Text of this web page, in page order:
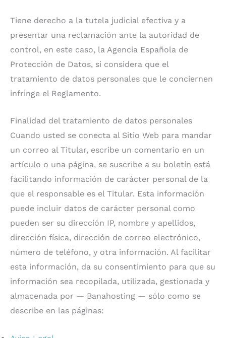
Tiene derecho a la tutela judicial efectiva y a
presentar una reclamación ante la autoridad de
control, en este caso, la Agencia Española de
Protección de Datos, si considera que el
tratamiento de datos personales que le conciernen
infringe el Reglamento.
Finalidad del tratamiento de datos personales
Cuando usted se conecta al Sitio Web para mandar
un correo al Titular, escribe un comentario en un
artículo o una página, se suscribe a su boletín está
facilitando información de carácter personal de la
que el responsable es el Titular. Esta información
puede incluir datos de carácter personal como
pueden ser su dirección IP, nombre y apellidos,
dirección física, dirección de correo electrónico,
número de teléfono, y otra información. Al facilitar
esta información, da su consentimiento para que su
información sea recopilada, utilizada, gestionada y
almacenada por — Banahosting — sólo como se
describe en las páginas: